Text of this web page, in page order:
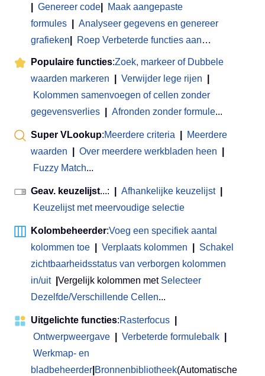
Genereer code
Maak aangepaste
formules
Analyseer gegevens en genereer
grafieken
Roep Verbeterde functies aan…
Populaire functies:Zoek, markeer of Dubbele
waarden markeren
Verwijder lege rijen
Kolommen samenvoegen of cellen zonder
gegevensverlies
Afronden zonder formule...
Super VLookup:Meerdere criteria
Meerdere
waarden
Over meerdere werkbladen heen
Fuzzy Match...
Geav. keuzelijst...: Afhankelijke keuzelijst
Keuzelijst met meervoudige selectie
Kolombeheerder:Voeg een specifiek aantal
kolommen toe
Verplaats kolommen
Schakel
zichtbaarheidsstatus van verborgen kolommen
in/uit
Vergelijk kolommen met Selecteer
Dezelfde/Verschillende Cellen...
Uitgelichte functies:Rasterfocus
Ontwerpweergave
Verbeterde formulebalk
Werkmap- en
bladbeheerder Bronnenbibliotheek(Automatische